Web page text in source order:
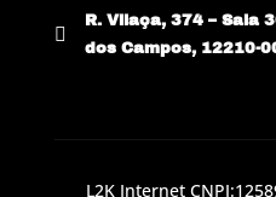

R. Vilaça, 374 – Sala
dos Campos, 12210-
L2K Internet